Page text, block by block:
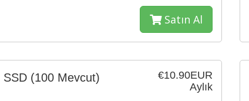
Satın Al
€10.90EUR
Aylık
SSD (100 Mevcut)